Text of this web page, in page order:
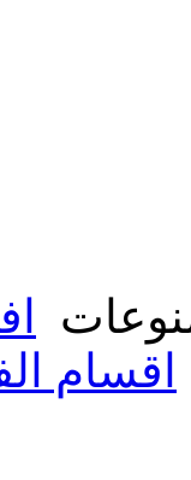
اقسام